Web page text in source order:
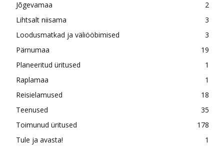
Jõgevamaa
2
Lihtsalt niisama
3
Loodusmatkad ja väliööbimised
3
Pärnumaa
19
Planeeritud üritused
1
Raplamaa
1
Reisielamused
18
Teenused
35
Toimunud üritused
178
Tule ja avasta!
1